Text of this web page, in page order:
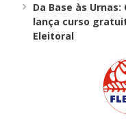
Da Base às
lança curso
Eleitoral